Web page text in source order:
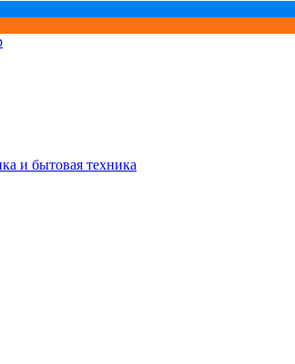
и бытовая техника